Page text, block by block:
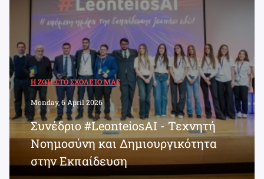
Η ΖΩΉ ΣΤΟ ΣΧΟΛΕΊΟ ΜΑΣ
Monday, 6 April 2026
Συνέδριο #LeonteiosAI - Τεχνητή
Νοημοσύνη και Δημιουργικότητα
στην Εκπαίδευση